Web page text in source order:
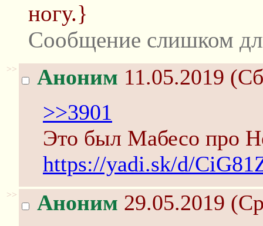
ногу.}
Сообщение слишком
>> Аноним 11.05.2019
>>3901
Это был Мабесо про
https://yadi.sk/d/
>> Аноним 29.05.2019